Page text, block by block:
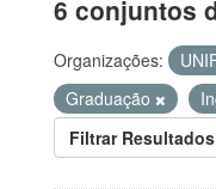
6 conjuntos
Organizações:
Graduação
Filtrar Resultados